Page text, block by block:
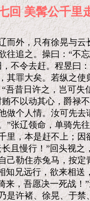
七回 美髯公
外，只有徐晃与云
往追之。操曰：“不
不令去赶。程昱曰
其罪大矣。若纵之
吾昔日许之，岂可失
不以动其心，爵禄
做个人情。汝可先
”张辽领命，单骑先
，本是赶不上；因
且慢行！”回头视之
己勒住赤兔马，按定
知兄远行，欲来相送
来，吾愿决一死战！
是许褚、徐晃、于